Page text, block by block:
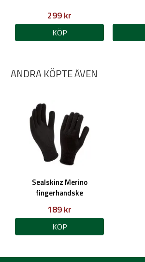
299 kr
KÖP
ANDRA KÖPTE ÄVEN
Sealskinz Merino
fingerhandske
189 kr
KÖP